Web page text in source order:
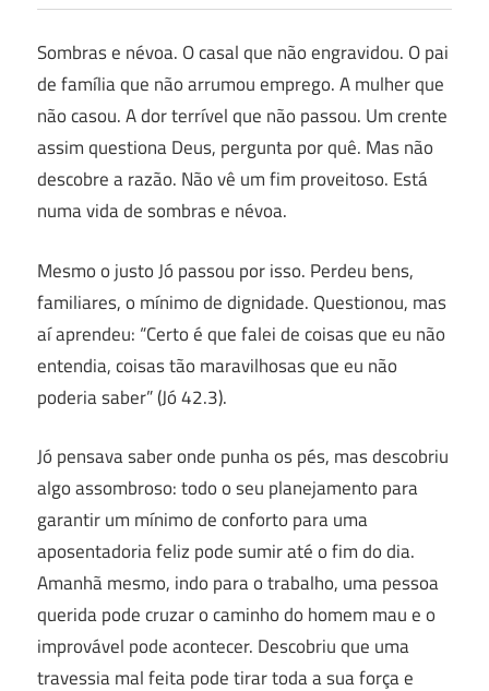
Sombras e névoa. O casal que não engravidou. O pai
de família que não arrumou emprego. A mulher que
não casou. A dor terrível que não passou. Um crente
assim questiona Deus, pergunta por quê. Mas não
descobre a razão. Não vê um fim proveitoso. Está
numa vida de sombras e névoa.
Mesmo o justo Jó passou por isso. Perdeu bens,
familiares, o mínimo de dignidade. Questionou, mas
aí aprendeu: “Certo é que falei de coisas que eu não
entendia, coisas tão maravilhosas que eu não
poderia saber” (Jó 42.3).
Jó pensava saber onde punha os pés, mas descobriu
algo assombroso: todo o seu planejamento para
garantir um mínimo de conforto para uma
aposentadoria feliz pode sumir até o fim do dia.
Amanhã mesmo, indo para o trabalho, uma pessoa
querida pode cruzar o caminho do homem mau e o
improvável pode acontecer. Descobriu que uma
travessia mal feita pode tirar toda a sua força e